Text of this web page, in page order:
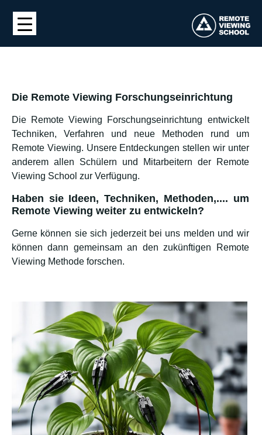
Die Remote Viewing Forschungseinrichtung
Die Remote Viewing Forschungseinrichtung entwickelt
Techniken, Verfahren und neue Methoden rund um
Remote Viewing. Unsere Entdeckungen stellen wir unter
anderem allen Schülern und Mitarbeitern der Remote
Viewing School zur Verfügung.
Haben sie Ideen, Techniken, Methoden,.... um
Remote Viewing weiter zu entwickeln?
Gerne können sie sich jederzeit bei uns melden und wir
können dann gemeinsam an den zukünftigen Remote
Viewing Methode forschen.